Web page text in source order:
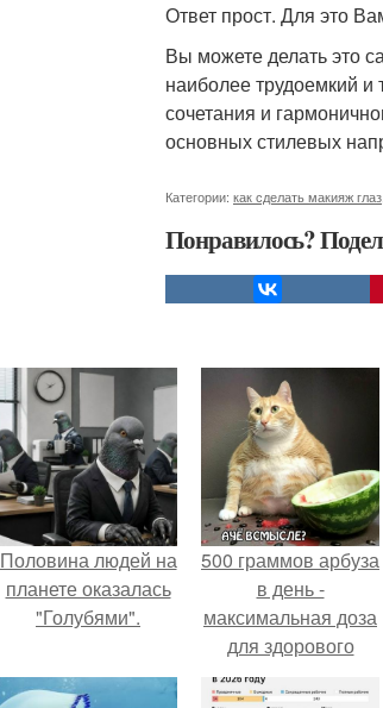
Ответ прост. Для это
Вы можете делать это
наиболее трудоемкий
сочетания и
основных стилевых
Категории: как сделать макияж глаз
Понравилось?
Половина людей на
планете оказалась
"Голубями".
500 граммов арбуза
в день -
максимальная доза
для здорового
взрослого,